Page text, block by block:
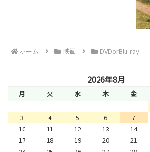
ホーム 映画 DVDorBlu-ray
2026年8月
月 火 水 木 金
3
4 5 6 7
10
11 12 13 14
17
18 19 20 21